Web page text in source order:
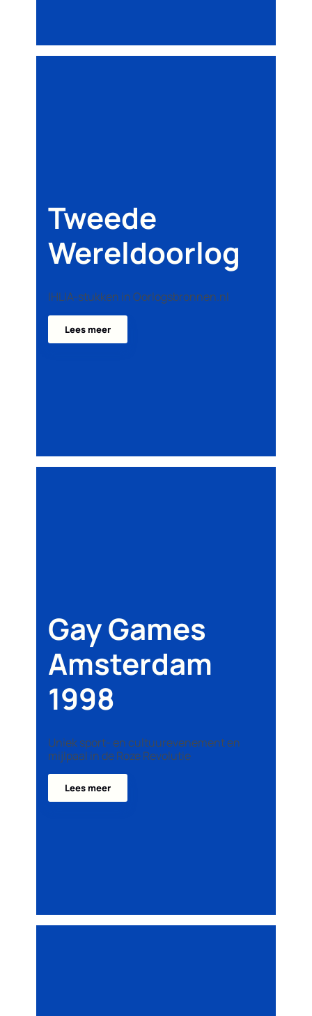
Tweede
Wereldoorlog
IHLIA-stukken in Oorlogsbronnen.nl
Lees meer
Gay Games
Amsterdam
1998
Uniek sport- en cultuurevenement en
mijlpaal in de Roze Revolutie
Lees meer